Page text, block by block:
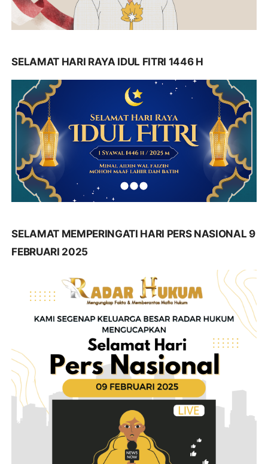
SELAMAT HARI RAYA IDUL FITRI 1446 H
SELAMAT MEMPERINGATI HARI PERS NASIONAL 9
FEBRUARI 2025